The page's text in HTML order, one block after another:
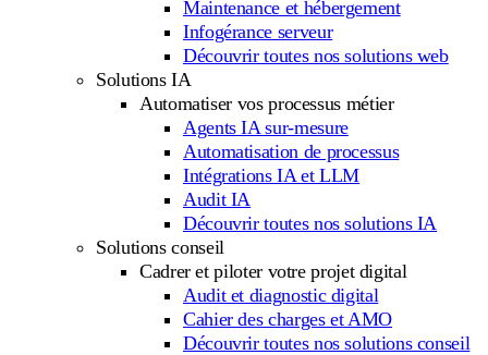
Maintenance et hébergement
Infogérance serveur
Découvrir toutes nos solutions web
Solutions IA
Automatiser vos processus métier
Agents IA sur-mesure
Automatisation de processus
Intégrations IA et LLM
Audit IA
Découvrir toutes nos solutions IA
Solutions conseil
Cadrer et piloter votre projet digital
Audit et diagnostic digital
Cahier des charges et AMO
Découvrir toutes nos solutions conseil